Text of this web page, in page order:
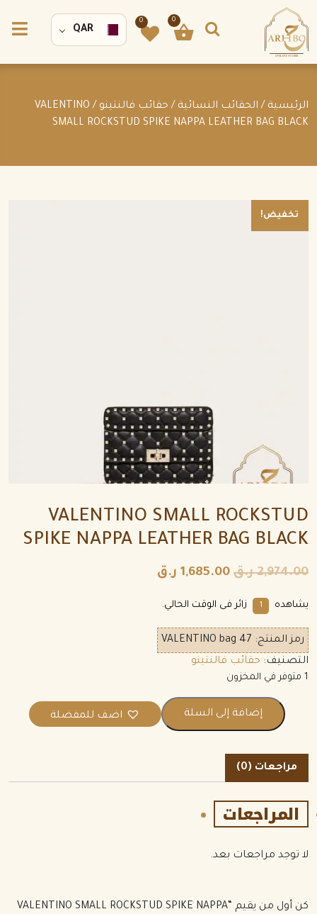
0
0
QAR
الرئيسية / الحقائب النسائية / حقائب فالنتينو
/ VALENTINO
SMALL ROCKSTUD SPIKE NAPPA LEATHER BAG BLACK
تخفيض!
VALENTINO SMALL ROCKSTUD
SPIKE NAPPA LEATHER BAG BLACK
2,974.00 ر.ق 1,685.00 ر.ق
يشاهده 1 زائر فى الوقت الحالي.
رمز المنتج: VALENTINO bag 47
التصنيف: حقائب فالنتينو
1 متوفر في المخزون
إضافة إلى السلة اضف للمفضلة
مراجعات (0)
المراجعات
لا توجد مراجعات بعد.
كن أول من يقيم “VALENTINO SMALL ROCKSTUD SPIKE NAPPA